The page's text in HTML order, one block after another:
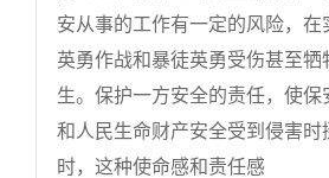
安从事的工作有一定的风险，在
英勇作战和暴徒英勇受伤甚至牺
生。保护一方安全的责任，使保
和人民生命财产安全受到侵害时
时，这种使命感和责任感